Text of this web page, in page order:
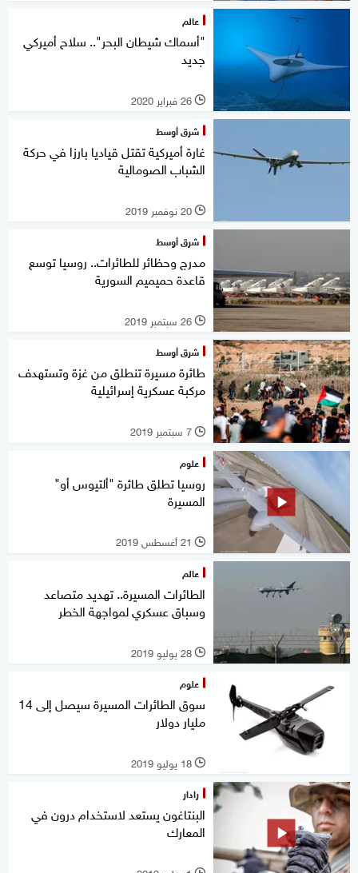
عالم
"أسماك شيطان البحر".. سلاح أميركي
جديد
l 26 فبراير 2020
شرق أوسط
غارة أميركية تقتل قياديا بارزا في حركة
الشباب الصومالية
l 20 نوفمبر 2019
شرق أوسط
مدرج وحظائر للطائرات.. روسيا توسع
قاعدة حميميم السورية
l 26 سبتمبر 2019
شرق أوسط
طائرة مسيرة تنطلق من غزة وتستهدف
مركبة عسكرية إسرائيلية
l 7 سبتمبر 2019
علوم
روسيا تطلق طائرة "ألتيوس أو"
المسيرة
l 21 أغسطس 2019
عالم
الطائرات المسيرة.. تهديد متصاعد
وسباق عسكري لمواجهة الخطر
l 28 يوليو 2019
علوم
سوق الطائرات المسيرة سيصل إلى 14
مليار دولار
l 18 يوليو 2019
رادار
البنتاغون يستعد لاستخدام درون في
المعارك